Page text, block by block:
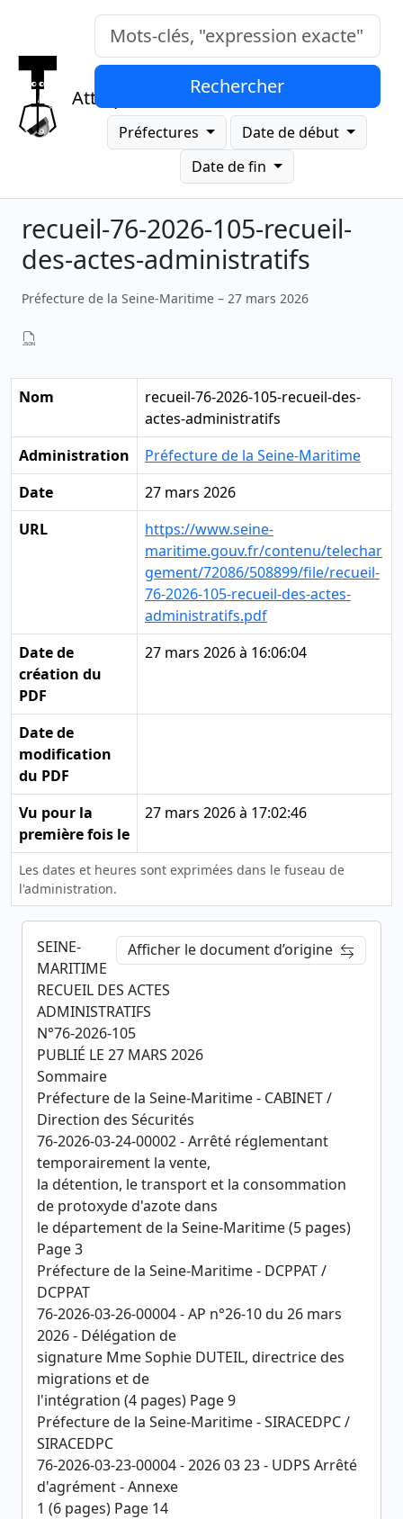
Attrap
Mots-clés, "expression exacte"
Rechercher
Préfectures
Date de début
Date de fin
recueil-76-2026-105-recueil-
des-actes-administratifs
Préfecture de la Seine-Maritime – 27 mars 2026
Nom
recueil-76-2026-105-recueil-des-
actes-administratifs
Administration
Préfecture de la Seine-Maritime
Date
27 mars 2026
URL
https://www.seine-
maritime.gouv.fr/contenu/telechar
gement/72086/508899/file/recueil-
76-2026-105-recueil-des-actes-
administratifs.pdf
Date de
création du
PDF
27 mars 2026 à 16:06:04
Date de
modification
du PDF
Vu pour la
première fois le
27 mars 2026 à 17:02:46
Les dates et heures sont exprimées dans le fuseau de
l'administration.
Afficher le document d’origine
SEINE-
MARITIME
RECUEIL DES ACTES
ADMINISTRATIFS
N°76-2026-105
PUBLIÉ LE 27 MARS 2026
Sommaire
Préfecture de la Seine-Maritime - CABINET /
Direction des Sécurités
76-2026-03-24-00002 - Arrêté réglementant
temporairement la vente,
la détention, le transport et la consommation
de protoxyde d'azote dans
le département de la Seine-Maritime (5 pages)
Page 3
Préfecture de la Seine-Maritime - DCPPAT /
DCPPAT
76-2026-03-26-00004 - AP n°26-10 du 26 mars
2026 - Délégation de
signature Mme Sophie DUTEIL, directrice des
migrations et de
l'intégration (4 pages) Page 9
Préfecture de la Seine-Maritime - SIRACEDPC /
SIRACEDPC
76-2026-03-23-00004 - 2026 03 23 - UDPS Arrêté
d'agrément - Annexe
1 (6 pages) Page 14